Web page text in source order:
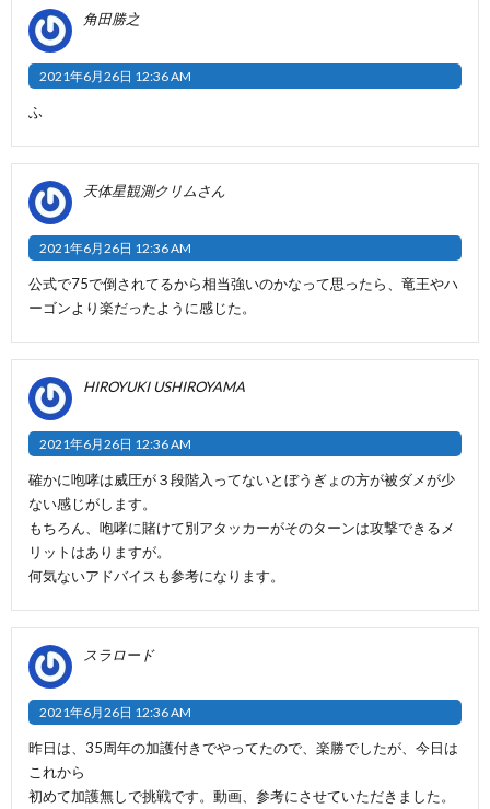
角田勝之
2021年6月26日 12:36 AM
ふ
天体星観測クリムさん
2021年6月26日 12:36 AM
公式で75で倒されてるから相当強いのかなって思ったら、竜王やハ
ーゴンより楽だったように感じた。
HIROYUKI USHIROYAMA
2021年6月26日 12:36 AM
確かに咆哮は威圧が３段階入ってないとぼうぎょの方が被ダメが少
ない感じがします。
もちろん、咆哮に賭けて別アタッカーがそのターンは攻撃できるメ
リットはありますが。
何気ないアドバイスも参考になります。
スラロード
2021年6月26日 12:36 AM
昨日は、35周年の加護付きでやってたので、楽勝でしたが、今日は
これから
初めて加護無しで挑戦です。動画、参考にさせていただきました。